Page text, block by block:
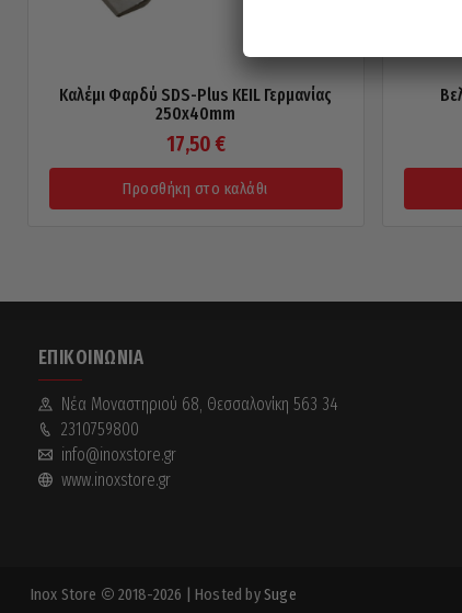
Καλέμι Φαρδύ SDS-Plus KEIL Γερμανίας
250x40mm
17,50 €
Προσθήκη στο καλάθι
ΕΠΙΚΟΙΝΩΝΊΑ
Νέα Mοναστηριού 68, Θεσσαλονίκη 563 34
2310759800
info@inoxstore.gr
www.inoxstore.gr
Inox Store 2018-2026 | Hosted bySuge